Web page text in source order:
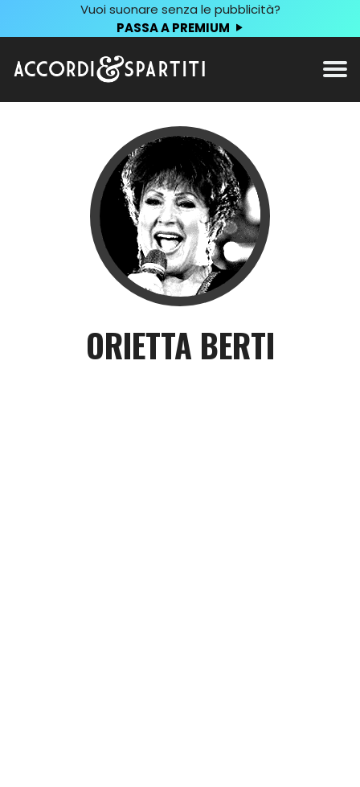
Vuoi suonare senza le pubblicità?
PASSA A PREMIUM
ORIETTA BERTI